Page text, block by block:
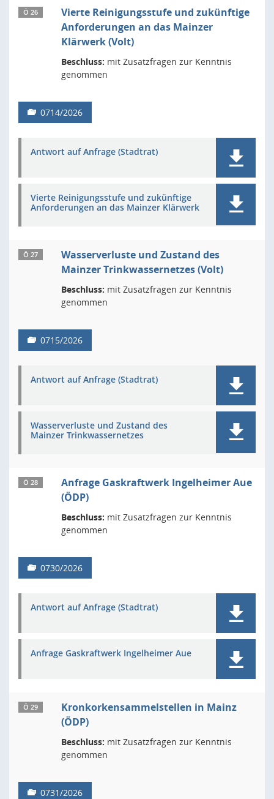
Ö 26
Vierte Reinigungsstufe und zukünftige
Anforderungen an das Mainzer
Klärwerk (Volt)
Beschluss: mit Zusatzfragen zur Kenntnis
genommen
0714/2026
Antwort auf Anfrage (Stadtrat)
Vierte Reinigungsstufe und zukünftige
Anforderungen an das Mainzer Klärwerk
Ö 27
Wasserverluste und Zustand des
Mainzer Trinkwassernetzes (Volt)
Beschluss: mit Zusatzfragen zur Kenntnis
genommen
0715/2026
Antwort auf Anfrage (Stadtrat)
Wasserverluste und Zustand des
Mainzer Trinkwassernetzes
Ö 28
Anfrage Gaskraftwerk Ingelheimer Aue
(ÖDP)
Beschluss: mit Zusatzfragen zur Kenntnis
genommen
0730/2026
Antwort auf Anfrage (Stadtrat)
Anfrage Gaskraftwerk Ingelheimer Aue
Ö 29
Kronkorkensammelstellen in Mainz
(ÖDP)
Beschluss: mit Zusatzfragen zur Kenntnis
genommen
0731/2026